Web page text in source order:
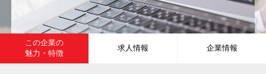
この企業の
魅力・特徴
求人情報 企業情報